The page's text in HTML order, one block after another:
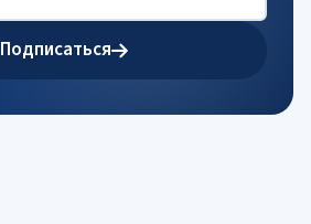
Подписаться